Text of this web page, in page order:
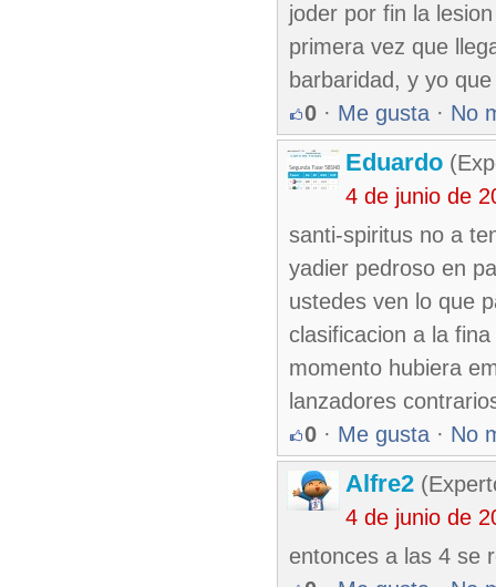
joder por fin la
primera vez que
barbaridad, y yo
0 · Me gusta · No
Eduardo
4 de junio de
santi-spiritus no a
yadier pedroso en
ustedes ven lo que
clasificacion a la
momento hubiera
lanzadores
0 · Me gusta · No
Alfre2
4 de junio de
entonces a las 4 se